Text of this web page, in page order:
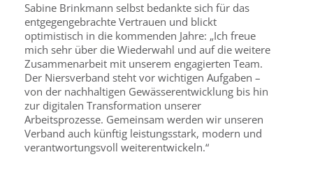
Sabine Brinkmann selbst bedankte sich für das
entgegengebrachte Vertrauen und blickt
optimistisch in die kommenden Jahre: „Ich freue
mich sehr über die Wiederwahl und auf die weitere
Zusammenarbeit mit unserem engagierten Team.
Der Niersverband steht vor wichtigen Aufgaben –
von der nachhaltigen Gewässerentwicklung bis hin
zur digitalen Transformation unserer
Arbeitsprozesse. Gemeinsam werden wir unseren
Verband auch künftig leistungsstark, modern und
verantwortungsvoll weiterentwickeln.“